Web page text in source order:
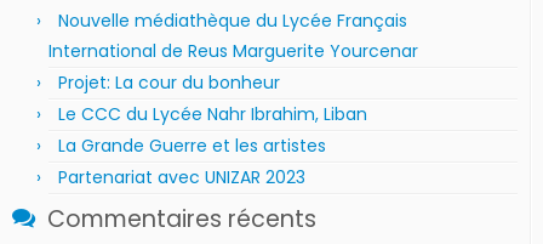
Nouvelle médiathèque du Lycée Français
International de Reus Marguerite Yourcenar
Projet: La cour du bonheur
Le CCC du Lycée Nahr Ibrahim, Liban
La Grande Guerre et les artistes
Partenariat avec UNIZAR 2023
Commentaires récents